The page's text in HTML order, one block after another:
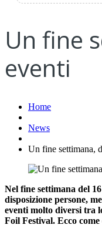
Un fine
eventi
Home
News
Un fine settimana,
Nel fine settimana del
disposizione persone,
eventi molto diversi tra
Foil Festival. Ecco come